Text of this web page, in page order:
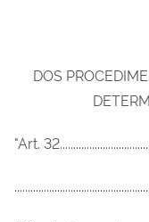
DOS
"Art.